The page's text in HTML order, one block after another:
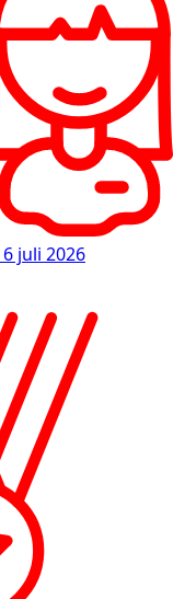
juli 2026